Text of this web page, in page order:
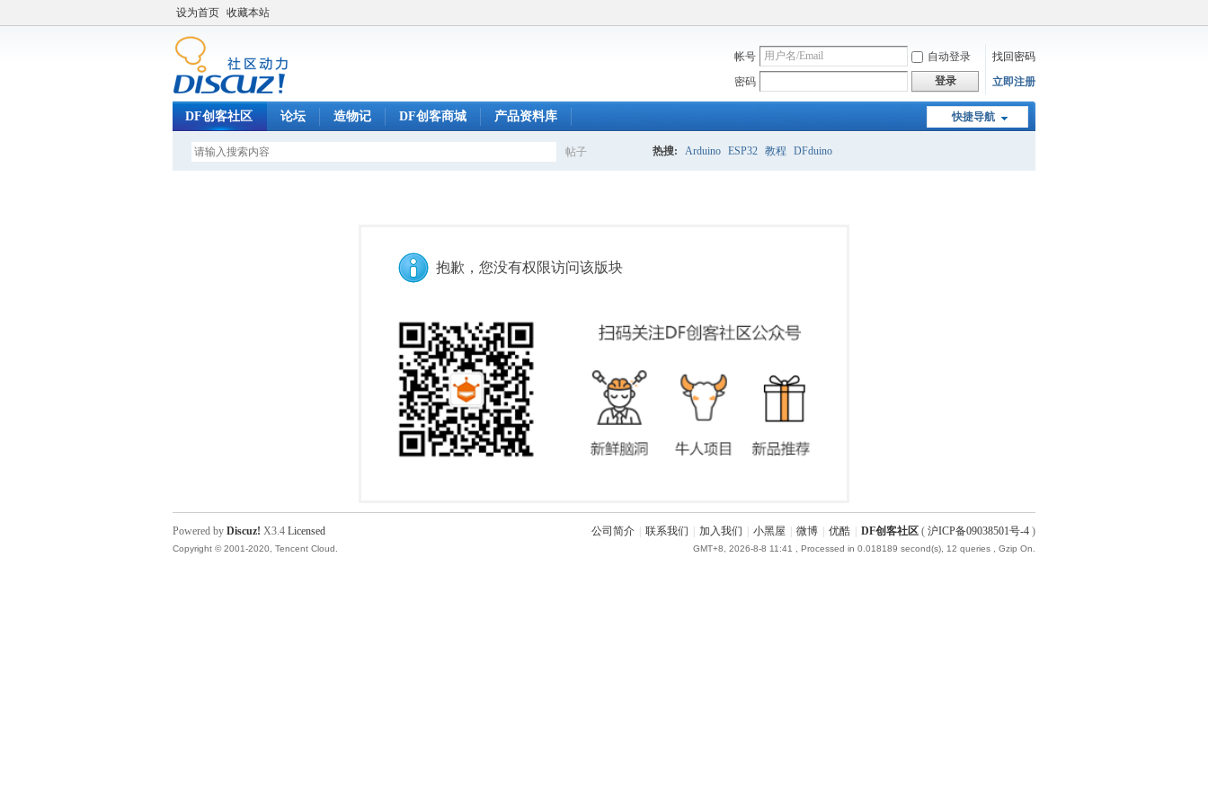
设为首页 收藏本站
帐号 自动登录
找回密码
密码
登录 立即注册
快捷导航
DF创客社区 论坛 造物记 DF创客商城 产品资料库
帖子 热搜: Arduino ESP32 教程 DFduino
抱歉，您没有权限访问该版块
公司简介 联系我们 加入我们 小黑屋 微博 优酷 DF创客社区 ( 沪ICP备09038501号-4 )
GMT+8, 2026-8-8 11:41 , Processed in 0.018189 second(s), 12 queries , Gzip On.
Powered by Discuz! X3.4 Licensed
Copyright © 2001-2020, Tencent Cloud.